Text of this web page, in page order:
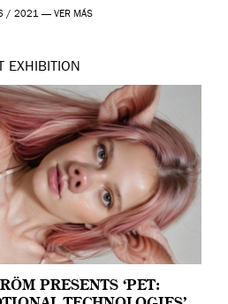
la Wellcome […]
/ 2021 — VER MÁS
EXHIBITION
PRESENTS ‘PET: